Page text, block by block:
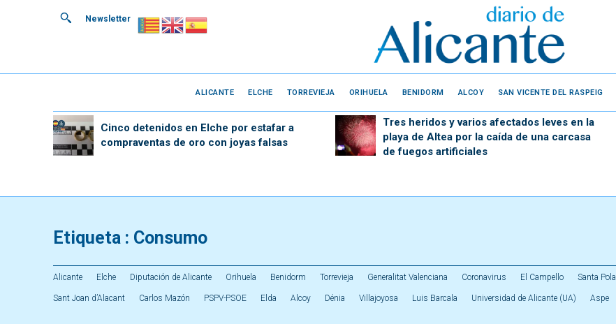
Newsletter
ALICANTE ELCHE TORREVIEJA ORIHUELA BENIDORM ALCOY SAN VICENTE DEL RASPEIG
Cinco detenidos en Elche por estafar a
compraventas de oro con joyas falsas
Tres heridos y varios afectados leves en la
playa de Altea por la caída de una carcasa
de fuegos artificiales
Etiqueta : Consumo
Alicante Elche Diputación de Alicante Orihuela Benidorm Torrevieja Generalitat Valenciana Coronavirus El Campello Santa Pola
Sant Joan d’Alacant Carlos Mazón PSPV-PSOE Elda Alcoy Dénia Villajoyosa Luis Barcala Universidad de Alicante (UA) Aspe